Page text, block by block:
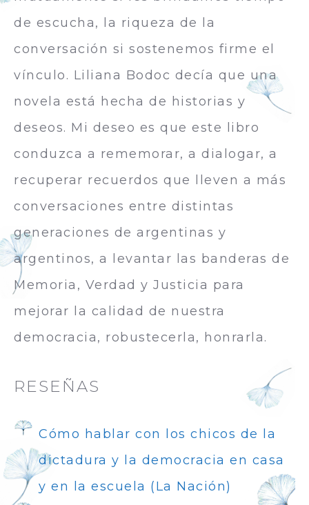
de escucha, la riqueza de la
conversación si sostenemos firme el
vínculo. Liliana Bodoc decía que una
novela está hecha de historias y
deseos. Mi deseo es que este libro
conduzca a rememorar, a dialogar, a
recuperar recuerdos que lleven a más
conversaciones entre distintas
generaciones de argentinas y
argentinos, a levantar las banderas de
Memoria, Verdad y Justicia para
mejorar la calidad de nuestra
democracia, robustecerla, honrarla.
RESEÑAS
Cómo hablar con los chicos de la
dictadura y la democracia en casa
y en la escuela (La Nación)